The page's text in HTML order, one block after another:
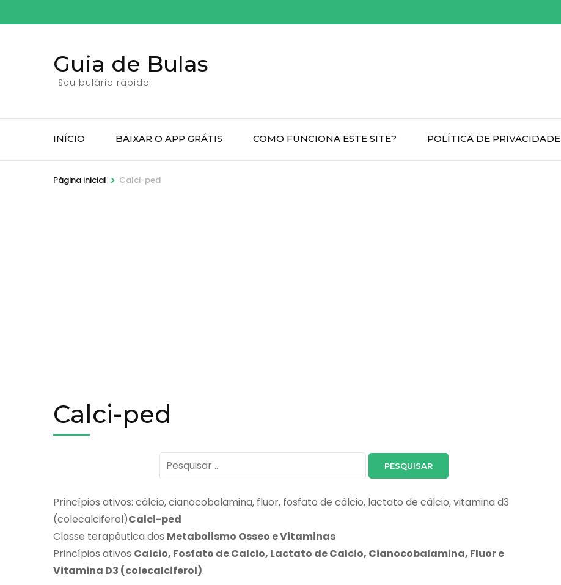
para
Guia de Bulas
Seu bulário rápido
INÍCIO BAIXAR O APP GRÁTIS COMO FUNCIONA ESTE SITE? POLÍTICA DE PRIVACIDADE
Página inicial > Calci-ped
Calci-ped
Pesquisar
por:
Princípios ativos: cálcio, cianocobalamina, fluor, fosfato de cálcio, lactato de cálcio, vitamina d3
(colecalciferol)Calci-ped
Classe terapêutica dos Metabolismo Osseo e Vitaminas
Princípios ativos Calcio, Fosfato de Calcio, Lactato de Calcio, Cianocobalamina, Fluor e
Vitamina D3 (colecalciferol).